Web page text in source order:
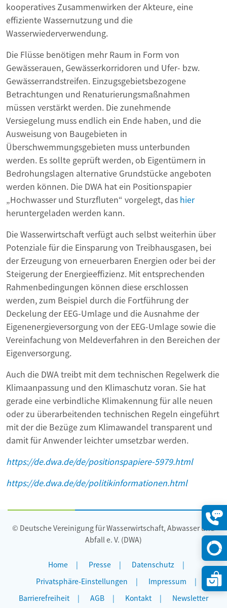
kooperatives Zusammenwirken der Akteure, eine
effiziente Wassernutzung und die
Wasserwiederverwendung.
Die Flüsse benötigen mehr Raum in Form von
Gewässerauen, Gewässerkorridoren und Ufer- bzw.
Gewässerrandstreifen. Einzugsgebietsbezogene
Betrachtungen und Renaturierungsmaßnahmen
müssen verstärkt werden. Die zunehmende
Versiegelung muss endlich ein Ende haben, und die
Ausweisung von Baugebieten in
Überschwemmungsgebieten muss unterbunden
werden. Es sollte geprüft werden, ob Eigentümern in
Bedrohungslagen alternative Grundstücke angeboten
werden können. Die DWA hat ein Positionspapier
„Hochwasser und Sturzfluten“ vorgelegt, das hier
heruntergeladen werden kann.
Die Wasserwirtschaft verfügt auch selbst weiterhin über
Potenziale für die Einsparung von Treibhausgasen, bei
der Erzeugung von erneuerbaren Energien oder bei der
Steigerung der Energieeffizienz. Mit entsprechenden
Rahmenbedingungen können diese erschlossen
werden, zum Beispiel durch die Fortführung der
Deckelung der EEG-Umlage und die Ausnahme der
Eigenenergieversorgung von der EEG-Umlage sowie die
Vereinfachung von Meldeverfahren in den Bereichen der
Eigenversorgung.
Auch die DWA treibt mit dem technischen Regelwerk die
Klimaanpassung und den Klimaschutz voran. Sie hat
gerade eine verbindliche Klimakennung für alle neuen
oder zu überarbeitenden technischen Regeln eingeführt
mit der die Bezüge zum Klimawandel transparent und
damit für Anwender leichter umsetzbar werden.
https://de.dwa.de/de/positionspapiere-5979.html
https://de.dwa.de/de/politikinformationen.html
© Deutsche Vereinigung für Wasserwirtschaft, Abwasser und
Abfall e. V. (DWA)
Home Presse
Datenschutz
Privatsphäre-Einstellungen
Impressum
Barrierefreiheit
AGB Kontakt Newsletter